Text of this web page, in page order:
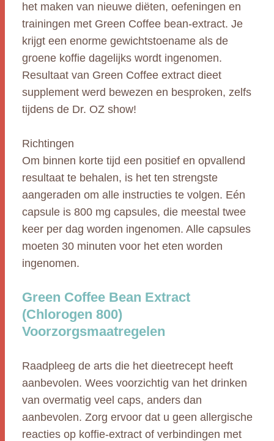
het maken van nieuwe diëten, oefeningen en
trainingen met Green Coffee bean-extract. Je
krijgt een enorme gewichtstoename als de
groene koffie dagelijks wordt ingenomen.
Resultaat van Green Coffee extract dieet
supplement werd bewezen en besproken, zelfs
tijdens de Dr. OZ show!
Richtingen
Om binnen korte tijd een positief en opvallend
resultaat te behalen, is het ten strengste
aangeraden om alle instructies te volgen. Eén
capsule is 800 mg capsules, die meestal twee
keer per dag worden ingenomen. Alle capsules
moeten 30 minuten voor het eten worden
ingenomen.
Green Coffee Bean Extract
(Chlorogen 800)
Voorzorgsmaatregelen
Raadpleeg de arts die het dieetrecept heeft
aanbevolen. Wees voorzichtig van het drinken
van overmatig veel caps, anders dan
aanbevolen. Zorg ervoor dat u geen allergische
reacties op koffie-extract of verbindingen met